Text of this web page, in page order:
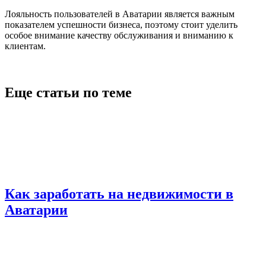
Лояльность пользователей в Аватарии является важным
показателем успешности бизнеса, поэтому стоит уделить
особое внимание качеству обслуживания и вниманию к
клиентам.
Еще статьи по теме
Как заработать на недвижимости в
Аватарии